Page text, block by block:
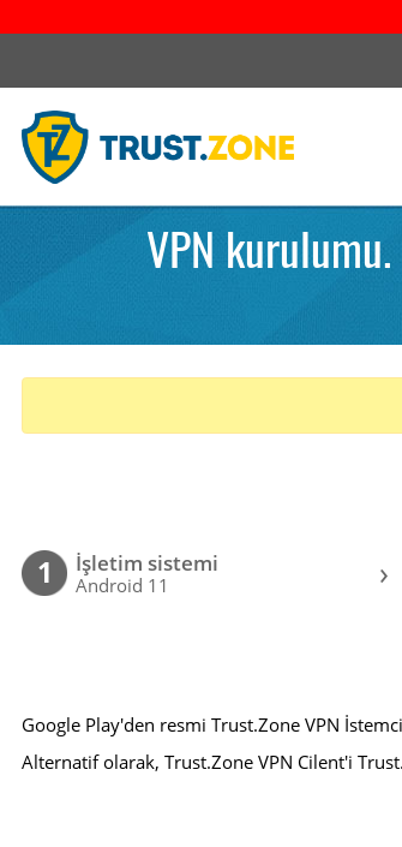
VPN
1 İşletim sistemi
Android 11 ›
Google Play'den resmi Trust.Zone VPN
Alternatif olarak, Trust.Zone VPN Cilent'i